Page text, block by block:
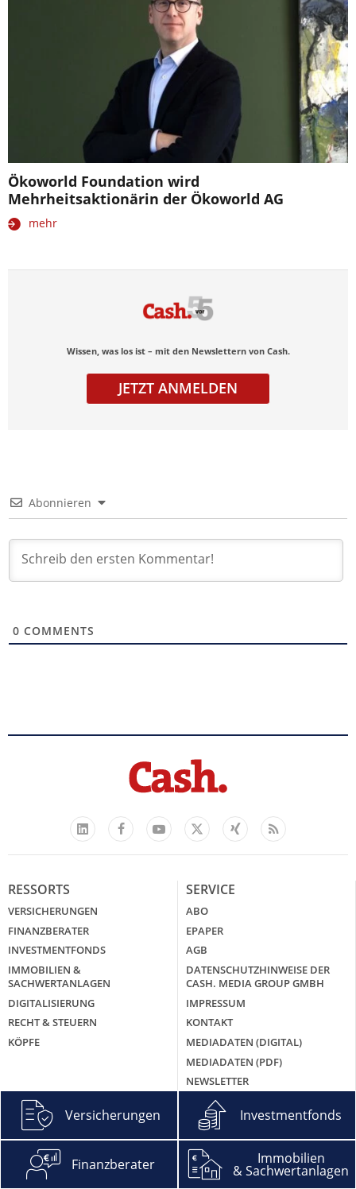
Ökoworld Foundation wird
Mehrheitsaktionärin der Ökoworld AG
mehr
Wissen, was los ist – mit den Newslettern von Cash.
JETZT ANMELDEN
Abonnieren
0 COMMENTS
LinkedIn
FacebookYouTube
X
Xing Feed
RESSORTS
VERSICHERUNGEN
FINANZBERATER
INVESTMENTFONDS
IMMOBILIEN &
SACHWERTANLAGEN
DIGITALISIERUNG
RECHT & STEUERN
KÖPFE
SERVICE
ABO
EPAPER
AGB
DATENSCHUTZHINWEISE DER
CASH. MEDIA GROUP GMBH
IMPRESSUM
KONTAKT
MEDIADATEN (DIGITAL)
MEDIADATEN (PDF)
NEWSLETTER
ÜBER UNS
CASH. GROUNDING PAGE
MEHR CASH.
CASH. EXTRA
Versicherungen Investmentfonds
Finanzberater Immobilien
& Sachwertanlagen